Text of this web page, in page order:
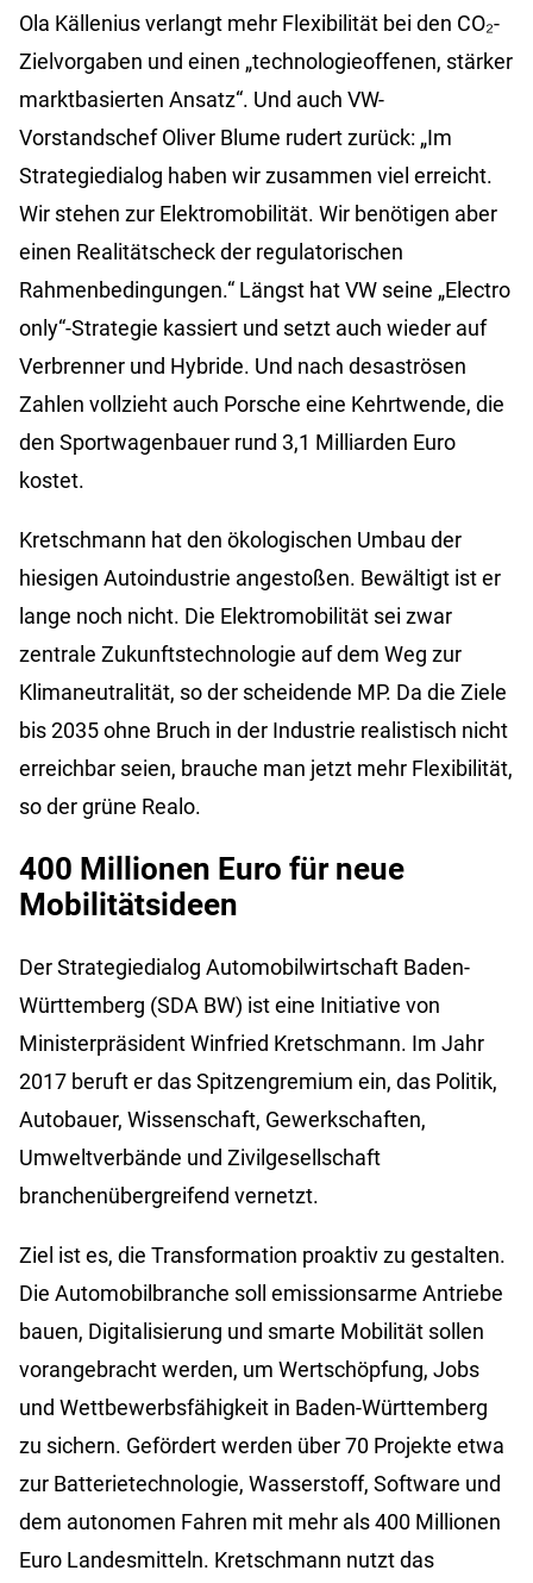
Ola Källenius verlangt mehr Flexibilität bei den CO₂-
Zielvorgaben und einen „technologieoffenen, stärker
marktbasierten Ansatz“. Und auch VW-
Vorstandschef Oliver Blume rudert zurück: „Im
Strategiedialog haben wir zusammen viel erreicht.
Wir stehen zur Elektromobilität. Wir benötigen aber
einen Realitätscheck der regulatorischen
Rahmenbedingungen.“ Längst hat VW seine „Electro
only“-Strategie kassiert und setzt auch wieder auf
Verbrenner und Hybride. Und nach desaströsen
Zahlen vollzieht auch Porsche eine Kehrtwende, die
den Sportwagenbauer rund 3,1 Milliarden Euro
kostet.
Kretschmann hat den ökologischen Umbau der
hiesigen Autoindustrie angestoßen. Bewältigt ist er
lange noch nicht. Die Elektromobilität sei zwar
zentrale Zukunftstechnologie auf dem Weg zur
Klimaneutralität, so der scheidende MP. Da die Ziele
bis 2035 ohne Bruch in der Industrie realistisch nicht
erreichbar seien, brauche man jetzt mehr Flexibilität,
so der grüne Realo.
400 Millionen Euro für neue
Mobilitätsideen
Der Strategiedialog Automobilwirtschaft Baden-
Württemberg (SDA BW) ist eine Initiative von
Ministerpräsident Winfried Kretschmann. Im Jahr
2017 beruft er das Spitzengremium ein, das Politik,
Autobauer, Wissenschaft, Gewerkschaften,
Umweltverbände und Zivilgesellschaft
branchenübergreifend vernetzt.
Ziel ist es, die Transformation proaktiv zu gestalten.
Die Automobilbranche soll emissionsarme Antriebe
bauen, Digitalisierung und smarte Mobilität sollen
vorangebracht werden, um Wertschöpfung, Jobs
und Wettbewerbsfähigkeit in Baden-Württemberg
zu sichern. Gefördert werden über 70 Projekte etwa
zur Batterietechnologie, Wasserstoff, Software und
dem autonomen Fahren mit mehr als 400 Millionen
Euro Landesmitteln. Kretschmann nutzt das